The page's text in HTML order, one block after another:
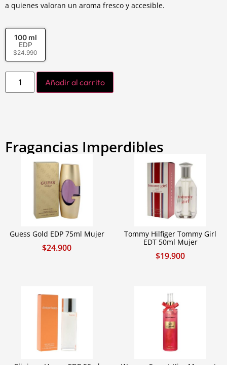
a quienes valoran un aroma fresco y accesible.
100 ml
EDP
$24.990
Añadir al carrito
Fragancias Imperdibles
Guess Gold EDP 75ml Mujer
$24.900
Tommy Hilfiger Tommy Girl
EDT 50ml Mujer
$19.900